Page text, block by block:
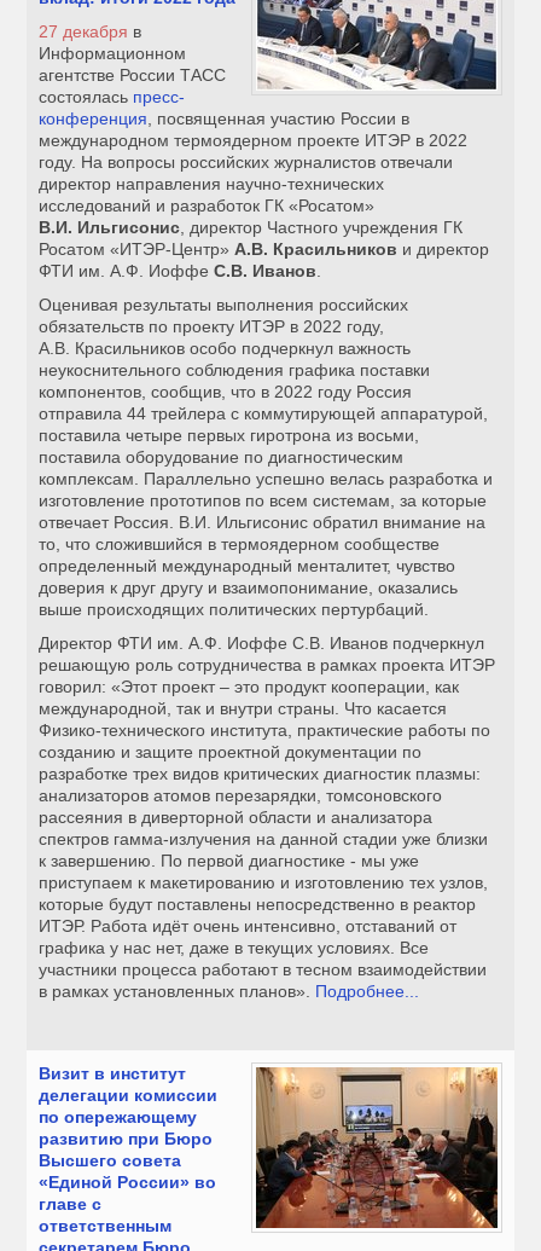
27 декабря в
Информационном
агентстве России ТАСС
состоялась пресс-
конференция , посвященная участию России в
международном термоядерном проекте ИТЭР в 2022
году. На вопросы российских журналистов отвечали
директор направления научно-технических
исследований и разработок ГК «Росатом»
В.И. Ильгисонис , директор Частного учреждения ГК
Росатом «ИТЭР-Центр» А.В. Красильников и директор
ФТИ им. А.Ф. ИоффеС.В. Иванов
Оценивая результаты выполнения российских
обязательств по проекту ИТЭР в 2022 году,
А.В. Красильников особо подчеркнул важность
неукоснительного соблюдения графика поставки
компонентов, сообщив, что в 2022 году Россия
отправила 44 трейлера с коммутирующей аппаратурой,
поставила четыре первых гиротрона из восьми,
поставила оборудование по диагностическим
комплексам. Параллельно успешно велась разработка и
изготовление прототипов по всем системам, за которые
отвечает Россия. В.И. Ильгисонис обратил внимание на
то, что сложившийся в термоядерном сообществе
определенный международный менталитет, чувство
доверия к друг другу и взаимопонимание, оказались
выше происходящих политических пертурбаций.
Директор ФТИ им. А.Ф. Иоффе С.В. Иванов подчеркнул
решающую роль сотрудничества в рамках проекта ИТЭР
говорил: «Этот проект – это продукт кооперации, как
международной, так и внутри страны. Что касается
Физико-технического института, практические работы по
созданию и защите проектной документации по
разработке трех видов критических диагностик плазмы:
анализаторов атомов перезарядки, томсоновского
рассеяния в диверторной области и анализатора
спектров гамма-излучения на данной стадии уже близки
к завершению. По первой диагностике - мы уже
приступаем к макетированию и изготовлению тех узлов,
которые будут поставлены непосредственно в реактор
ИТЭР. Работа идёт очень интенсивно, отставаний от
графика у нас нет, даже в текущих условиях. Все
участники процесса работают в тесном взаимодействии
в рамках установленных планов». Подробнее...
Визит в институт
делегации комиссии
по опережающему
развитию при Бюро
Высшего совета
«Единой России» во
главе с
ответственным